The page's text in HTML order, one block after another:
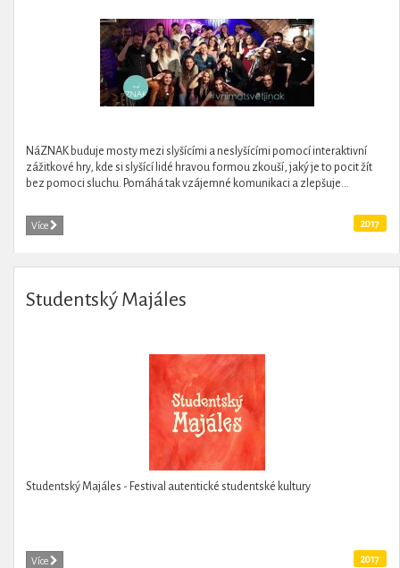
NáZNAK buduje mosty mezi slyšícími a neslyšícími pomocí interaktivní
zážitkové hry, kde si slyšící lidé hravou formou zkouší, jaký je to pocit žít
bez pomoci sluchu. Pomáhá tak vzájemné komunikaci a zlepšuje...
Více 2017
Studentský Majáles
Studentský Majáles - Festival autentické studentské kultury
Více 2017